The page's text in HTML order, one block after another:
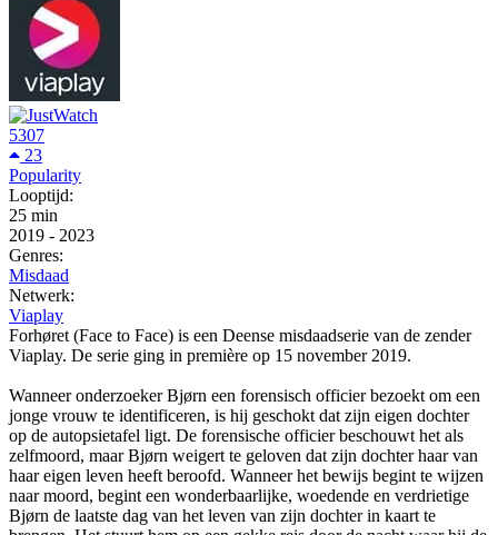
5307
23
Popularity
Looptijd:
25 min
2019 - 2023
Genres:
Misdaad
Netwerk:
Viaplay
Forhøret (Face to Face) is een Deense misdaadserie van de zender
Viaplay. De serie ging in première op 15 november 2019.
Wanneer onderzoeker Bjørn een forensisch officier bezoekt om een
jonge vrouw te identificeren, is hij geschokt dat zijn eigen dochter
op de autopsietafel ligt. De forensische officier beschouwt het als
zelfmoord, maar Bjørn weigert te geloven dat zijn dochter haar van
haar eigen leven heeft beroofd. Wanneer het bewijs begint te wijzen
naar moord, begint een wonderbaarlijke, woedende en verdrietige
Bjørn de laatste dag van het leven van zijn dochter in kaart te